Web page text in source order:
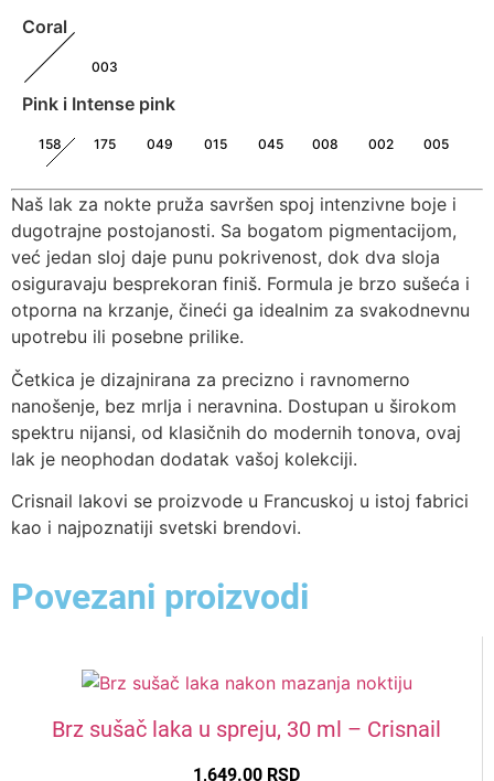
Coral
003
Pink i Intense pink
158 175 049 015 045 008 002
005
Pastel
047 038 027 024 037
New
35 56
Nude
New
040 032
126
021
Blue, Violet
New
044 025 028 033 042 014
51
58
Dark, Gris i Green
010
018
New
55
New
52
013 102 164 100 103 184
Žute i Narandžaste
Naš lak za nokte pruža savršen spoj intenzivne boje i
dugotrajne postojanosti. Sa bogatom pigmentacijom,
već jedan sloj daje punu pokrivenost, dok dva sloja
osiguravaju besprekoran finiš. Formula je brzo sušeća i
otporna na krzanje, čineći ga idealnim za svakodnevnu
upotrebu ili posebne prilike.
Četkica je dizajnirana za precizno i ravnomerno
nanošenje, bez mrlja i neravnina. Dostupan u širokom
spektru nijansi, od klasičnih do modernih tonova, ovaj
lak je neophodan dodatak vašoj kolekciji.
Crisnail lakovi se proizvode u Francuskoj u istoj fabrici
kao i najpoznatiji svetski brendovi.
Povezani proizvodi
Brz sušač laka u spreju, 30 ml – Crisnail
1,649.00 RSD